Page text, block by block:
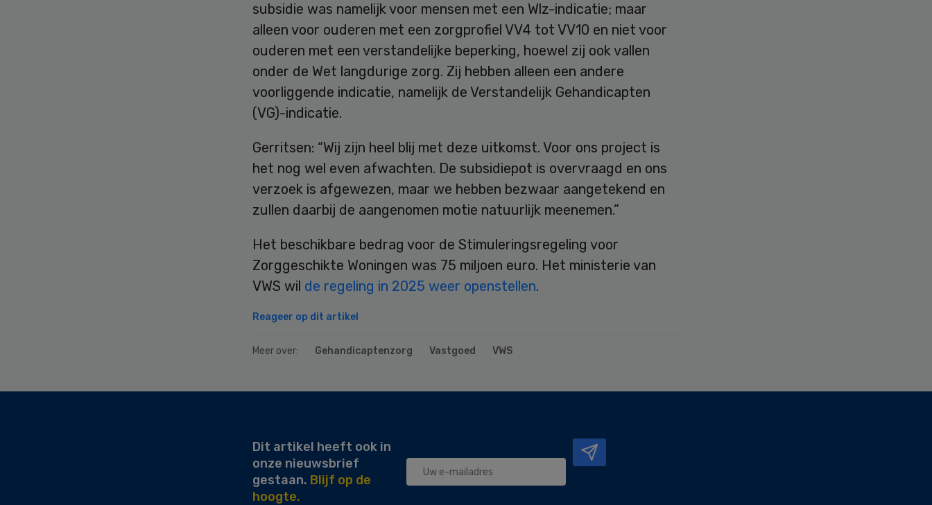
subsidie was namelijk voor mensen met een Wlz-indicatie; maar
alleen voor ouderen met een zorgprofiel VV4 tot VV10 en niet voor
ouderen met een verstandelijke beperking, hoewel zij ook vallen
onder de Wet langdurige zorg. Zij hebben alleen een andere
voorliggende indicatie, namelijk de Verstandelijk Gehandicapten
(VG)-indicatie.
Gerritsen: “Wij zijn heel blij met deze uitkomst. Voor ons project is
het nog wel even afwachten. De subsidiepot is overvraagd en ons
verzoek is afgewezen, maar we hebben bezwaar aangetekend en
zullen daarbij de aangenomen motie natuurlijk meenemen.”
Het beschikbare bedrag voor de Stimuleringsregeling voor
Zorggeschikte Woningen was 75 miljoen euro. Het ministerie van
VWS wil de regeling in 2025 weer openstellen.
Reageer op dit artikel
Meer over: Gehandicaptenzorg Vastgoed VWS
Dit artikel heeft ook in
onze nieuwsbrief
gestaan. Blijf op de
hoogte.